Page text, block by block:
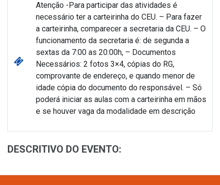
Atenção -Para participar das atividades é
necessário ter a carteirinha do CEU. – Para fazer
a carteirinha, comparecer a secretaria da CEU. – O
funcionamento da secretaria é: de segunda a
sextas da 7:00 as 20:00h, – Documentos
Necessários: 2 fotos 3×4, cópias do RG,
comprovante de endereço, e quando menor de
idade cópia do documento do responsável. – Só
poderá iniciar as aulas com a carteirinha em mãos
e se houver vaga da modalidade em descrição
DESCRITIVO DO EVENTO: